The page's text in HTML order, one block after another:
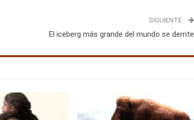
SIGUIENTE
El iceberg más grande del mundo se derrite